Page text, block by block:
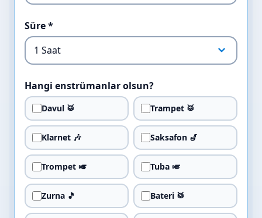
Süre *
Hangi enstrümanlar olsun?
Davul 🥁 Trampet 🥁
Klarnet 🎶 Saksafon 🎷
Trompet 🎺 Tuba 🎺
Zurna 🎵 Bateri 🥁